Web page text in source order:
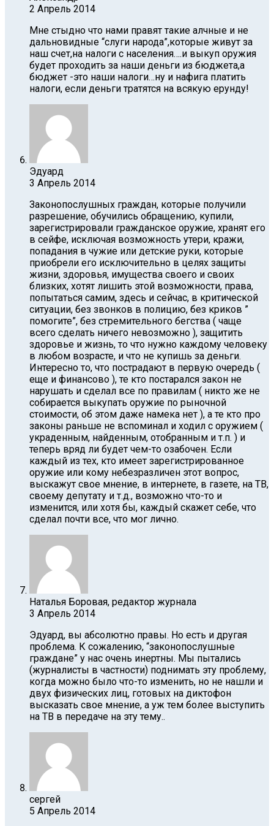
2 Апрель 2014
Мне стыдно что нами правят такие алчные и не
дальновидные “слуги народа”,которые живут за
наш счет,на налоги с населения….и выкуп оружия
будет проходить за наши деньги из бюджета,а
бюджет -это наши налоги…ну и нафига платить
налоги, если деньги тратятся на всякую ерунду!
Эдуард
3 Апрель 2014
Законопослушных граждан, которые получили
разрешение, обучились обращению, купили,
зарегистрировали гражданское оружие, хранят его
в сейфе, исключая возможность утери, кражи,
попадания в чужие или детские руки, которые
приобрели его исключительно в целях защиты
жизни, здоровья, имущества своего и своих
близких, хотят лишить этой возможности, права,
попытаться самим, здесь и сейчас, в критической
ситуации, без звонков в полицию, без криков ”
помогите”, без стремительного бегства ( чаще
всего сделать ничего невозможно ), защитить
здоровье и жизнь, то что нужно каждому человеку
в любом возрасте, и что не купишь за деньги.
Интересно то, что пострадают в первую очередь (
еще и финансово ), те кто постарался закон не
нарушать и сделал все по правилам ( никто же не
собирается выкупать оружие по рыночной
стоимости, об этом даже намека нет ), а те кто про
законы раньше не вспоминал и ходил с оружием (
украденным, найденным, отобранным и т.п. ) и
теперь вряд ли будет чем-то озабочен. Если
каждый из тех, кто имеет зарегистрированное
оружие или кому небезразличен этот вопрос,
выскажут свое мнение, в интернете, в газете, на ТВ,
своему депутату и т.д., возможно что-то и
изменится, или хотя бы, каждый скажет себе, что
сделал почти все, что мог лично.
Наталья Боровая, редактор журнала
3 Апрель 2014
Эдуард, вы абсолютно правы. Но есть и другая
проблема. К сожалению, “законопослушные
граждане” у нас очень инертны. Мы пытались
(журналисты в частности) поднимать эту проблему,
когда можно было что-то изменить, но не нашли и
двух физических лиц, готовых на диктофон
высказать свое мнение, а уж тем более выступить
на ТВ в передаче на эту тему..
сергей
5 Апрель 2014